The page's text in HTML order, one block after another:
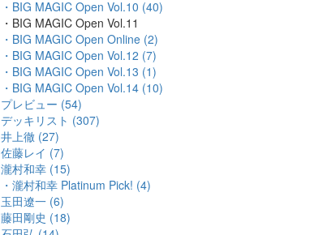
・BIG MAGIC Open Vol.10 (40)
・BIG MAGIC Open Vol.11
・BIG MAGIC Open Online (2)
・BIG MAGIC Open Vol.12 (7)
・BIG MAGIC Open Vol.13 (1)
・BIG MAGIC Open Vol.14 (10)
プレビュー (54)
デッキリスト (307)
井上徹 (27)
佐藤レイ (7)
瀧村和幸 (15)
・瀧村和幸 Platinum Pick! (4)
玉田遼一 (6)
藤田剛史 (18)